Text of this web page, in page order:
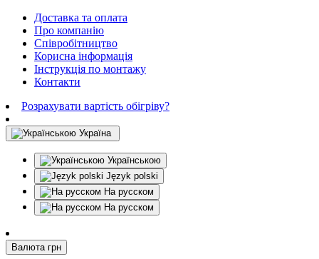
Доставка та оплата
Про компанію
Співробітництво
Корисна інформація
Інструкція по монтажу
Контакти
Розрахувати вартість обігріву?
Україна
Українською
Język polski
На русском
На русском
Валюта грн